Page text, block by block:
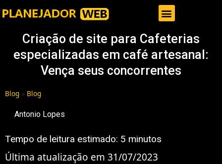
Criação de site para Cafeterias
especializadas em café artesanal:
Vença seus concorrentes
Blog » Blog
Antonio Lopes
Tempo de leitura estimado: 5 minutos
Última atualização em 31/07/2023